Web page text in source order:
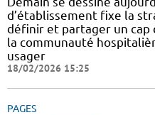
d’établissement fixe la
définir et partager un cap
la communauté
usager
18/02/2026 15:25
PAGES